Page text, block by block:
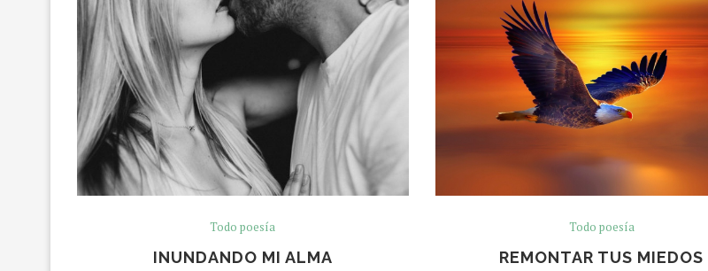
Todo poesía
INUNDANDO MI ALMA
Todo poesía
REMONTAR TUS MIEDOS